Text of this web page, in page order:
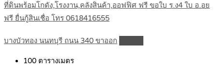
ที่ดินพร้อมโกดัง,โรงงาน,คลังสินค้า,ออฟฟิศ ฟรี ขอใบ ร.ง4 ใบ อ.อย
ฟรี ยื่นกู้สินเชื่อ โทร 0618416555
บางบัวทอง นนทบุรี ถนน 340 ขาออก
100 ตารางเมตร